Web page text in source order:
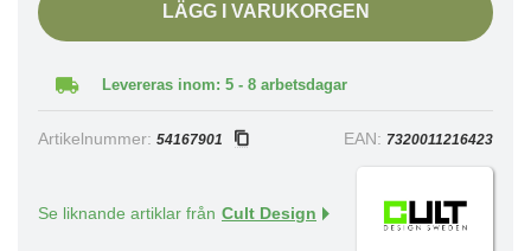
LÄGG I VARUKORGEN
Levereras inom: 5 - 8 arbetsdagar
Artikelnummer: 54167901 EAN: 7320011216423
Se liknande artiklar från Cult Design